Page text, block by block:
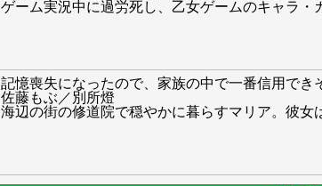
ゲーム実況中に過労死し、乙女ゲームのキャラ・
記憶喪失になったので、家族の中で一番信用でき
佐藤もぶ／別所燈
海辺の街の修道院で穏やかに暮らすマリア。彼女